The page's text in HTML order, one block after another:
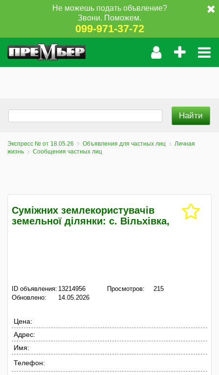
Не можешь подать объвление?
Звони. Поможем.
099-971-37-72
Экспресс № от 18.05.26 Объявления для частных лиц
Личная
жизнь
Сообщения частных лиц
Суміжних землекористувачів
земельної ділянки: с. Вільхівка,
ID объявления: 13214956
Обновлено:
14.05.2026
Просмотров: 215
Цена:
Адрес:
Имя:
Телефон: